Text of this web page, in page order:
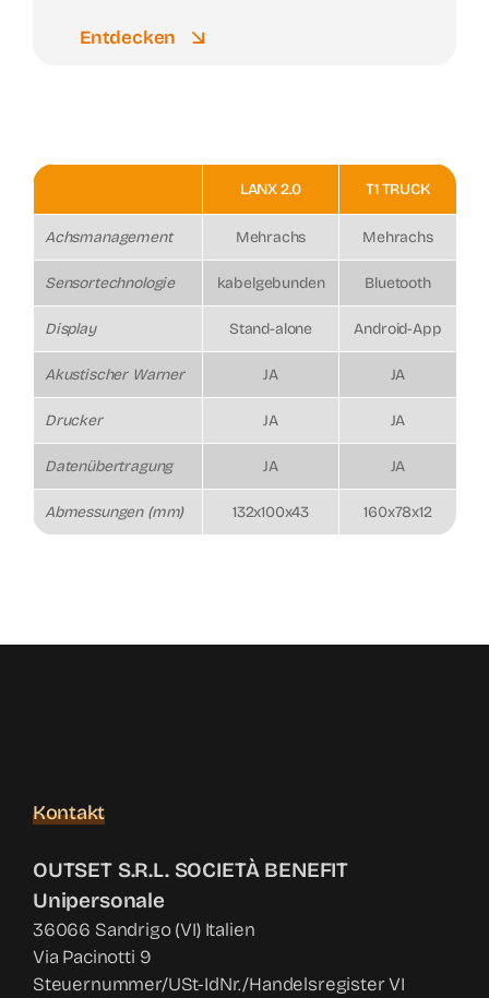
Entdecken
LANX 2.0 T1 TRUCK
Achsmanagement Mehrachs Mehrachs
Sensortechnologie kabelgebunden Bluetooth
Display Stand-alone Android-App
Akustischer Warner JA JA
Drucker JA JA
Datenübertragung JA JA
Abmessungen (mm) 132x100x43 160x78x12
Kontakt
OUTSET S.R.L. SOCIETÀ BENEFIT
Unipersonale
36066 Sandrigo (VI) Italien
Via Pacinotti 9
Steuernummer/USt-IdNr./Handelsregister VI